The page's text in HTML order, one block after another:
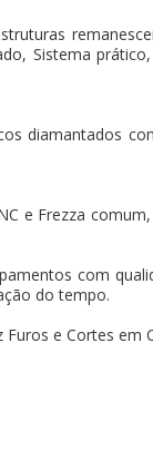
Sistema
diamantados
e Frezza
com
do tempo.
e Cortes em